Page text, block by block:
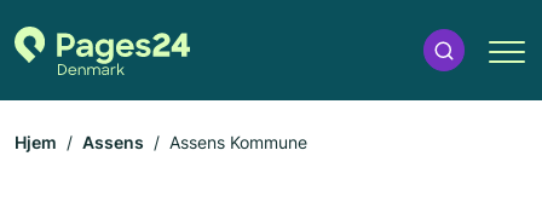
Hjem Assens Assens Kommune